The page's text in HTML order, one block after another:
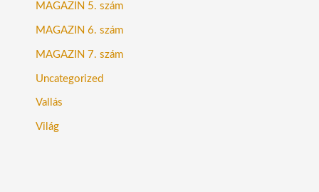
MAGAZIN 5. szám
MAGAZIN 6. szám
MAGAZIN 7. szám
Uncategorized
Vallás
Világ